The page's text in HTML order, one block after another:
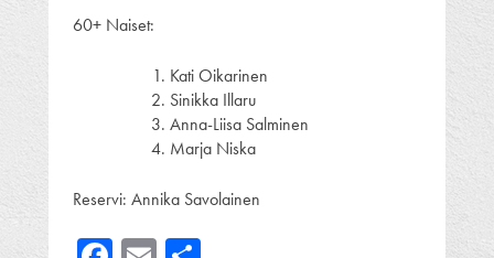
60+ Naiset:
Kati Oikarinen
Sinikka Illaru
Anna-Liisa Salminen
Marja Niska
Reservi: Annika Savolainen